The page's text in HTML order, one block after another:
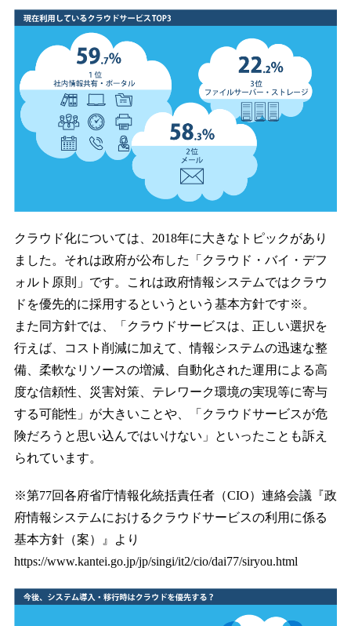
クラウド化については、2018年に大きなトピックがあり
ました。それは政府が公布した「クラウド・バイ・デフ
ォルト原則」です。これは政府情報システムではクラウ
ドを優先的に採用するというという基本方針です※。
また同方針では、「クラウドサービスは、正しい選択を
行えば、コスト削減に加えて、情報システムの迅速な整
備、柔軟なリソースの増減、自動化された運用による高
度な信頼性、災害対策、テレワーク環境の実現等に寄与
する可能性」が大きいことや、「クラウドサービスが危
険だろうと思い込んではいけない」といったことも訴え
られています。
※第77回各府省庁情報化統括責任者（CIO）連絡会議『政
府情報システムにおけるクラウドサービスの利用に係る
基本方針（案）』より
https://www.kantei.go.jp/jp/singi/it2/cio/dai77/siryou.html